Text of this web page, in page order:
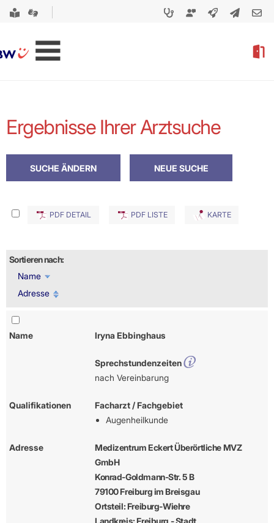
Ergebnisse Ihrer Arztsuche
PDF DETAIL PDF LISTE KARTE
Sortieren nach:
Name
Adresse
Name Iryna Ebbinghaus
Sprechstundenzeiten
nach Vereinbarung
Qualifikationen
Facharzt / Fachgebiet
Augenheilkunde
Adresse
Medizentrum Eckert Überörtliche MVZ
GmbH
Konrad-Goldmann-Str. 5 B
79100 Freiburg im Breisgau
Ortsteil: Freiburg-Wiehre
Landkreis: Freiburg - Stadt